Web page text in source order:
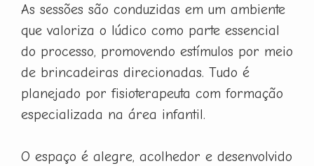
As sessões são conduzidas em um ambiente
que valoriza o lúdico como parte essencial
do processo, promovendo estímulos por meio
de brincadeiras direcionadas. Tudo é
planejado por fisioterapeuta com formação
especializada na área infantil.
O espaço é alegre, acolhedor e desenvolvido